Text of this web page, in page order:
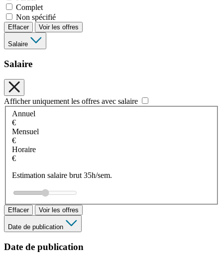
Complet
Non spécifié
Effacer Voir les offres
Salaire
Salaire
Afficher uniquement les offres avec salaire
Annuel
€
Mensuel
€
Horaire
€
Estimation salaire brut 35h/sem.
Effacer Voir les offres
Date de publication
Date de publication